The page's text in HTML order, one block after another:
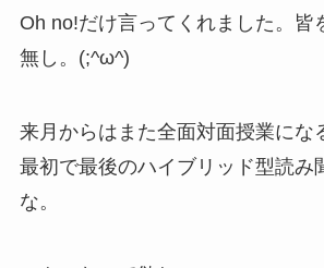
Oh no!だけ言ってくれました。皆
無し。(;^ω^)
来月からはまた全面対面授業にな
最初で最後のハイブリッド型読み
な。